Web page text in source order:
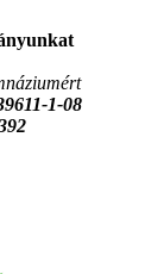
1-08